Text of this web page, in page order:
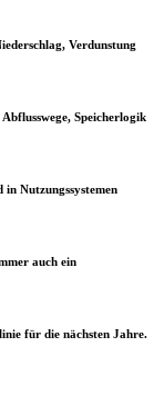
Verdunstung
Speicherlogik
Nutzungssystemen
auch ein
für die nächsten Jahre.